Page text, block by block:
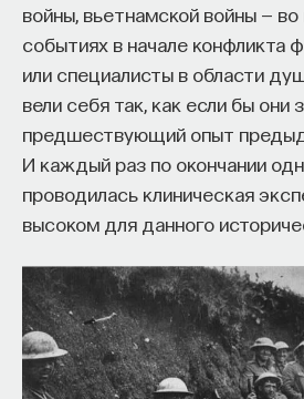
войны, вьетнамской войны — во
событиях в начале конфликта
или специалисты в области
вели себя так, как если бы они
предшествующий опыт
И каждый раз по окончании
проводилась клиническая
высоком для данного